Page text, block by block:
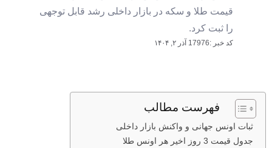
قیمت طلا و سکه در بازار داخلی رشد قابل توجهی
را ثبت کرد.
کد خبر :17976 آذر ۲, ۱۴۰۴
فهرست مطالب
ثبات اونس جهانی و واکنش بازار داخلی
جدول قیمت 3 روز اخیر هر اونس طلا